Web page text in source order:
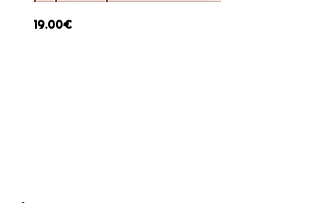
19.00€